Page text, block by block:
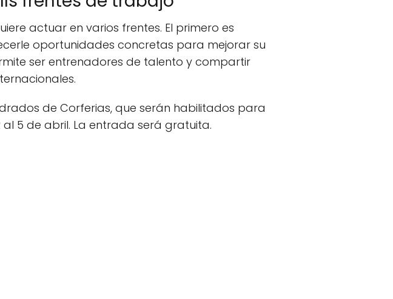
actuar en varios frentes. El primero es
oportunidades concretas para mejorar su
ser entrenadores de talento y compartir
de Corferias, que serán habilitados para
al 5 de abril. La entrada será gratuita.